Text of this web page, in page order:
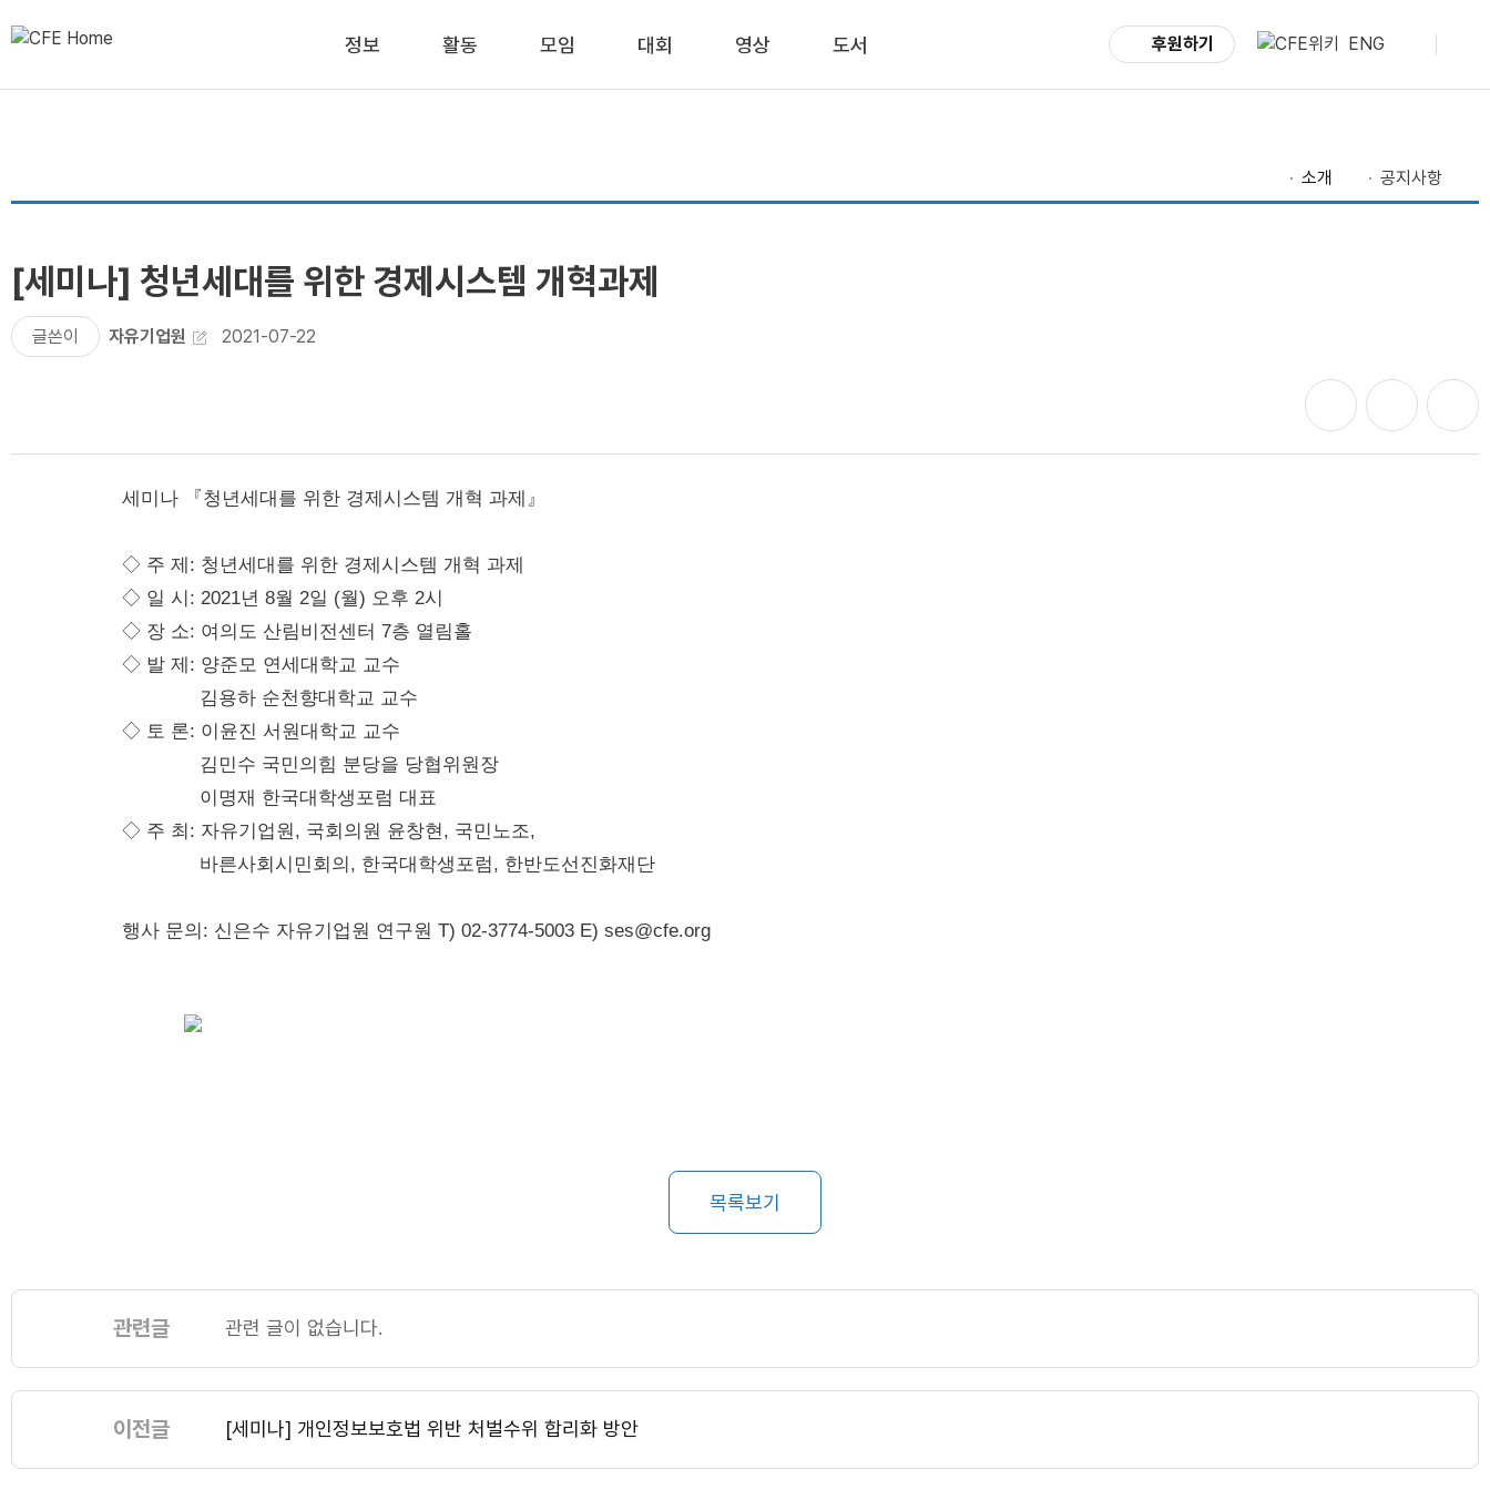
정보 활동 모임 대회 영상 도서 후원하기 ENG
소개 공지사항
[세미나] 청년세대를 위한 경제시스템 개혁과제
글쓴이 자유기업원 2021-07-22
세미나 『청년세대를 위한 경제시스템 개혁 과제』
◇ 주 제: 청년세대를 위한 경제시스템 개혁 과제
◇ 일 시: 2021년 8월 2일 (월) 오후 2시
◇ 장 소: 여의도 산림비전센터 7층 열림홀
◇ 발 제: 양준모 연세대학교 교수
김용하 순천향대학교 교수
◇ 토 론: 이윤진 서원대학교 교수
김민수 국민의힘 분당을 당협위원장
이명재 한국대학생포럼 대표
◇ 주 최: 자유기업원, 국회의원 윤창현, 국민노조,
바른사회시민회의, 한국대학생포럼, 한반도선진화재단
행사 문의: 신은수 자유기업원 연구원 T) 02-3774-5003 E) ses@cfe.org
목록보기
관련글 관련 글이 없습니다.
이전글 [세미나] 개인정보보호법 위반 처벌수위 합리화 방안